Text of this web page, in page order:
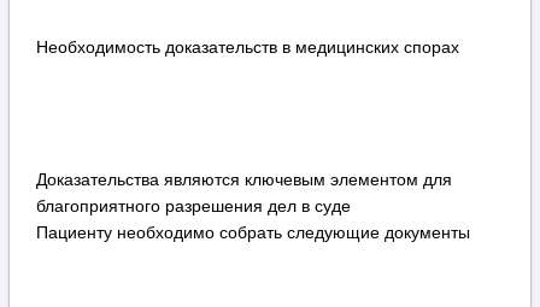
Необходимость доказательств в медицинских спорах
Доказательства являются ключевым элементом для
благоприятного разрешения дел в суде
Пациенту необходимо собрать следующие документы